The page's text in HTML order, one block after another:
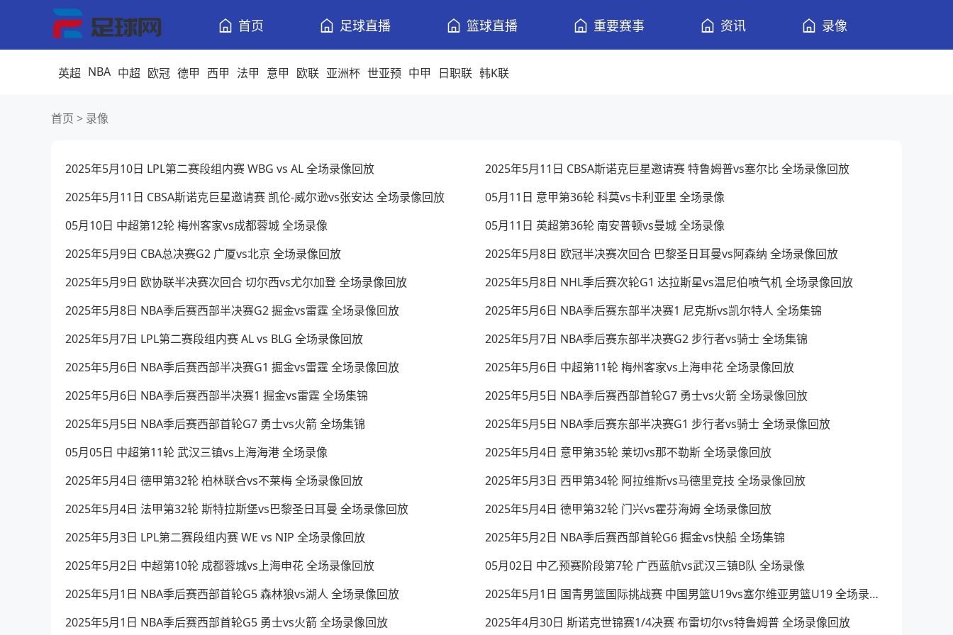
首页 足球直播 篮球直播 重要赛事 资讯 录像
英超 NBA 中超 欧冠 德甲 西甲 法甲 意甲 欧联 亚洲杯 世亚预 中甲 日职联 韩K联
首页 > 录像
2025年5月10日 LPL第二赛段组内赛 WBG vs AL 全场录像回放
2025年5月11日 CBSA斯诺克巨星邀请赛 特鲁姆普vs塞尔比 全场录像回放
2025年5月11日 CBSA斯诺克巨星邀请赛 凯伦-威尔逊vs张安达 全场录像回放
05月11日 意甲第36轮 科莫vs卡利亚里 全场录像
05月10日 中超第12轮 梅州客家vs成都蓉城 全场录像
05月11日 英超第36轮 南安普顿vs曼城 全场录像
2025年5月9日 CBA总决赛G2 广厦vs北京 全场录像回放
2025年5月8日 欧冠半决赛次回合 巴黎圣日耳曼vs阿森纳 全场录像回放
2025年5月9日 欧协联半决赛次回合 切尔西vs尤尔加登 全场录像回放
2025年5月8日 NHL季后赛次轮G1 达拉斯星vs温尼伯喷气机 全场录像回放
2025年5月8日 NBA季后赛西部半决赛G2 掘金vs雷霆 全场录像回放
2025年5月6日 NBA季后赛东部半决赛1 尼克斯vs凯尔特人 全场集锦
2025年5月7日 LPL第二赛段组内赛 AL vs BLG 全场录像回放
2025年5月7日 NBA季后赛东部半决赛G2 步行者vs骑士 全场集锦
2025年5月6日 NBA季后赛西部半决赛G1 掘金vs雷霆 全场录像回放
2025年5月6日 中超第11轮 梅州客家vs上海申花 全场录像回放
2025年5月6日 NBA季后赛西部半决赛1 掘金vs雷霆 全场集锦
2025年5月5日 NBA季后赛西部首轮G7 勇士vs火箭 全场录像回放
2025年5月5日 NBA季后赛西部首轮G7 勇士vs火箭 全场集锦
2025年5月5日 NBA季后赛东部半决赛G1 步行者vs骑士 全场录像回放
05月05日 中超第11轮 武汉三镇vs上海海港 全场录像
2025年5月4日 意甲第35轮 莱切vs那不勒斯 全场录像回放
2025年5月4日 德甲第32轮 柏林联合vs不莱梅 全场录像回放
2025年5月3日 西甲第34轮 阿拉维斯vs马德里竞技 全场录像回放
2025年5月4日 法甲第32轮 斯特拉斯堡vs巴黎圣日耳曼 全场录像回放
2025年5月4日 德甲第32轮 门兴vs霍芬海姆 全场录像回放
2025年5月3日 LPL第二赛段组内赛 WE vs NIP 全场录像回放
2025年5月2日 NBA季后赛西部首轮G6 掘金vs快船 全场集锦
2025年5月2日 中超第10轮 成都蓉城vs上海申花 全场录像回放
05月02日 中乙预赛阶段第7轮 广西蓝航vs武汉三镇B队 全场录像
2025年5月1日 NBA季后赛西部首轮G5 森林狼vs湖人 全场录像回放
2025年5月1日 国青男篮国际挑战赛 中国男篮U19vs塞尔维亚男篮U19 全场录像回放
2025年5月1日 NBA季后赛西部首轮G5 勇士vs火箭 全场录像回放
2025年4月30日 斯诺克世锦赛1/4决赛 布雷切尔vs特鲁姆普 全场录像回放